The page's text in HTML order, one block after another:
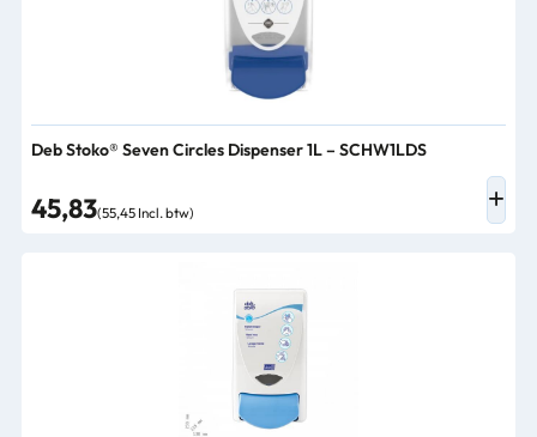
Deb Stoko® Seven Circles Dispenser 1L – SCHW1LDS
45,83(55,45 Incl. btw)